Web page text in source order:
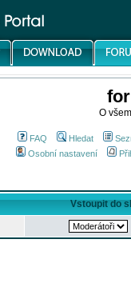
O
FAQ Hledat
Osobní nastavení
Vstoupit do